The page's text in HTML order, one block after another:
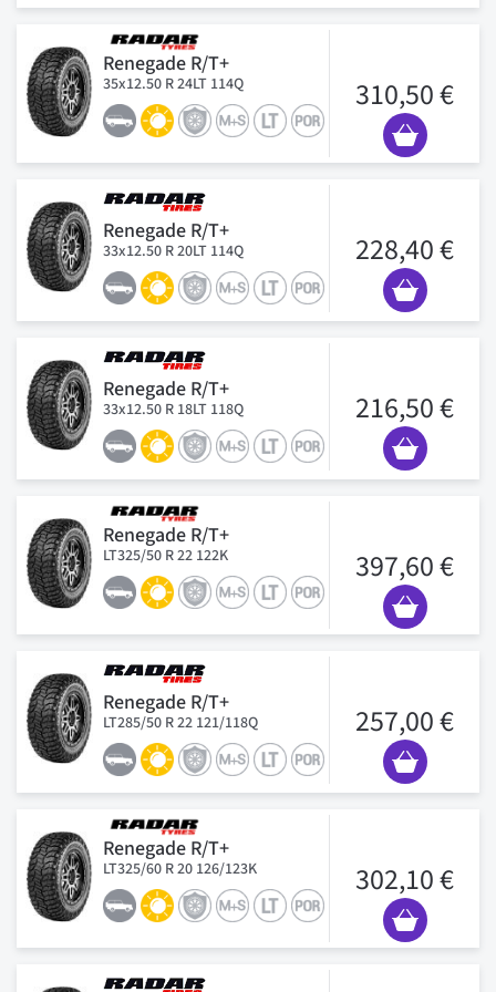
Renegade R/T+
35x12.50 R 24LT 114Q 310,50 €
Renegade R/T+
33x12.50 R 20LT 114Q 228,40 €
Renegade R/T+
33x12.50 R 18LT 118Q 216,50 €
Renegade R/T+
LT325/50 R 22 122K 397,60 €
Renegade R/T+
LT285/50 R 22 121/118Q 257,00 €
Renegade R/T+
LT325/60 R 20 126/123K 302,10 €